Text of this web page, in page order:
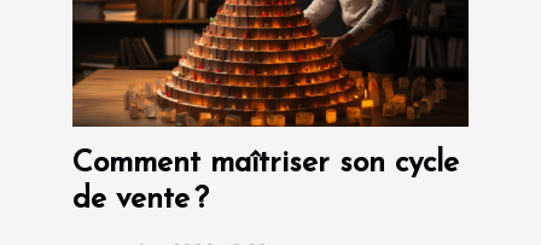
Comment maîtriser son cycle
de vente ?